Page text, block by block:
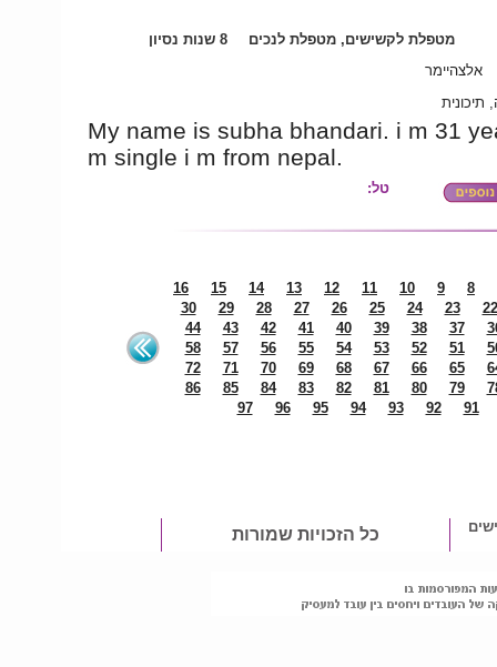
מטפלת לקשישים, מטפלת לנכים
8 שנות נסיון
אלצהיימר
תיכונית
My name is subha bhandari. i m 31
m single i m from nepal.
טל:
8
9
10
11
12
13
14
15
16
22
23
24
25
26
27
28
29
30
37
38
39
40
41
42
43
44
51
52
53
54
55
56
57
58
65
66
67
68
69
70
71
72
79
80
81
82
83
84
85
86
91
92
93
94
95
96
97
כל הזכויות שמורות